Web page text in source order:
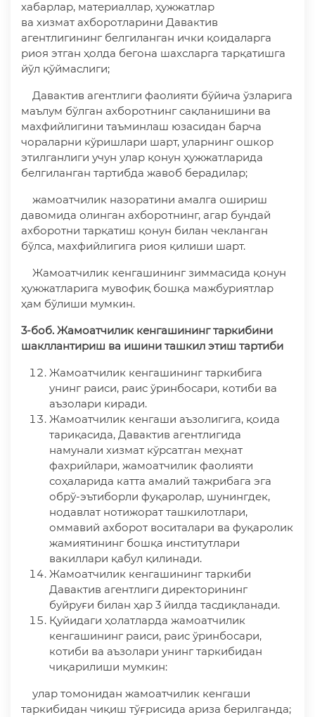
хабарлар, материаллар, ҳужжатлар
ва хизмат ахборотларини Давактив
агентлигининг белгиланган ички қоидаларга
риоя этган ҳолда бегона шахсларга тарқатишга
йўл қўймаслиги;
Давактив агентлиги фаолияти бўйича ўзларига
маълум бўлган ахборотнинг сақланишини ва
махфийлигини таъминлаш юзасидан барча
чораларни кўришлари шарт, уларнинг ошкор
этилганлиги учун улар қонун ҳужжатларида
белгиланган тартибда жавоб берадилар;
жамоатчилик назоратини амалга ошириш
давомида олинган ахборотнинг, агар бундай
ахборотни тарқатиш қонун билан чекланган
бўлса, махфийлигига риоя қилиши шарт.
Жамоатчилик кенгашининг зиммасида қонун
ҳужжатларига мувофиқ бошқа мажбуриятлар
ҳам бўлиши мумкин.
3-боб. Жамоатчилик кенгашининг таркибини
шакллантириш ва ишини ташкил этиш тартиби
Жамоатчилик кенгашининг таркибига
унинг раиси, раис ўринбосари, котиби ва
аъзолари киради.
Жамоатчилик кенгаши аъзолигига, қоида
тариқасида, Давактив агентлигида
намунали хизмат кўрсатган меҳнат
фахрийлари, жамоатчилик фаолияти
соҳаларида катта амалий тажрибага эга
обрў-эътиборли фуқаролар, шунингдек,
нодавлат нотижорат ташкилотлари,
оммавий ахборот воситалари ва фуқаролик
жамиятининг бошқа институтлари
вакиллари қабул қилинади.
Жамоатчилик кенгашининг таркиби
Давактив агентлиги директорининг
буйруғи билан ҳар 3 йилда тасдиқланади.
Қуйидаги ҳолатларда жамоатчилик
кенгашининг раиси, раис ўринбосари,
котиби ва аъзолари унинг таркибидан
чиқарилиши мумкин:
улар томонидан жамоатчилик кенгаши
таркибидан чиқиш тўғрисида ариза берилганда;